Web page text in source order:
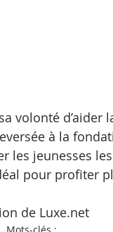
volonté d’aider
à la
les jeunesses
pour profiter
de Luxe.net